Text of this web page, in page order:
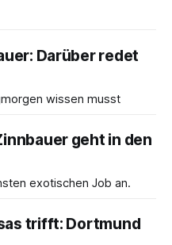
Darüber redet
wissen musst
geht in den
exotischen Job an.
trifft: Dortmund